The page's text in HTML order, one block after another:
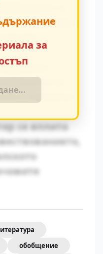
се
редуване
на
социална
се вплита
за
обобщение